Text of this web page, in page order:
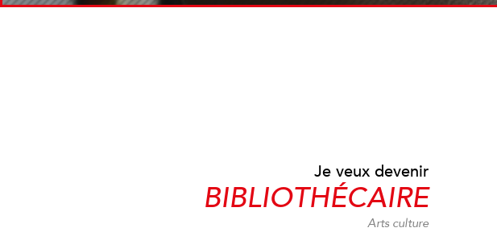
Je veux devenir
BIBLIOTHÉCAIRE
Arts culture